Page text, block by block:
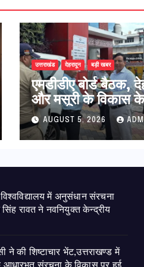
उत्तराखंड देहरादून बड़ी खबर
एमडीडीए बोर्ड बैठक,
और मसूरी के विकास
25 बड़े प्रस्तावों को
हरी झंडी
AUGUST 5, 2026
में अनुसंधान संरचना
सिंह रावत ने नवनियुक्त केन्द्रीय
ने की शिष्टाचार भेंट,उत्तराखण्ड में